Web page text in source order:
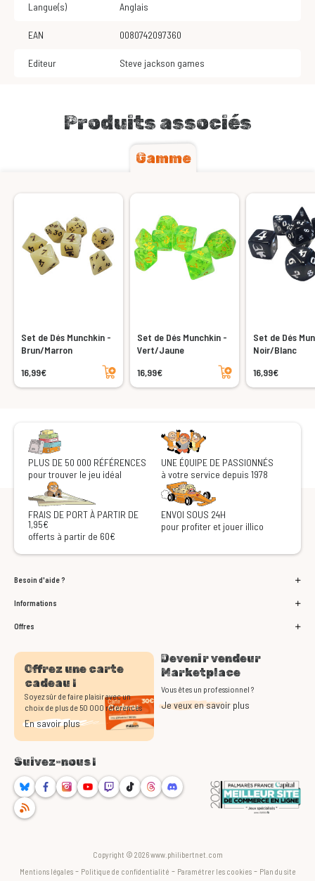
Langue(s) Anglais
EAN 0080742097360
Editeur Steve jackson games
Produits associés
Gamme
Set de Dés Munchkin -
Brun/Marron
16,99€
Ajouter au panier
Set de Dés Munchkin -
Vert/Jaune
16,99€
Ajouter au panier
Set de Dés
Noir/Blanc
16,99€
PLUS DE 50 000 RÉFÉRENCES
pour trouver le jeu idéal
UNE ÉQUIPE DE PASSIONNÉS
à votre service depuis 1978
FRAIS DE PORT À PARTIR DE
1,95€
offerts à partir de 60€
ENVOI SOUS 24H
pour profiter et jouer illico
Besoin d'aide ?
Informations
Offres
Offrez une carte
cadeau !
Soyez sûr de faire plaisir avec un
choix de plus de 50 000 références
En savoir plus
Devenir vendeur
Marketplace
Vous êtes un professionnel ?
Je veux en savoir plus
Suivez-nous !
BlueskyFacebookInstagram
YoutubeTwitchTikTokThreadsDiscord
RSS
Copyright © 2026 www.philibertnet.com
Mentions légales- Politique de confidentialité - Paramétrer les cookies- Plan du site